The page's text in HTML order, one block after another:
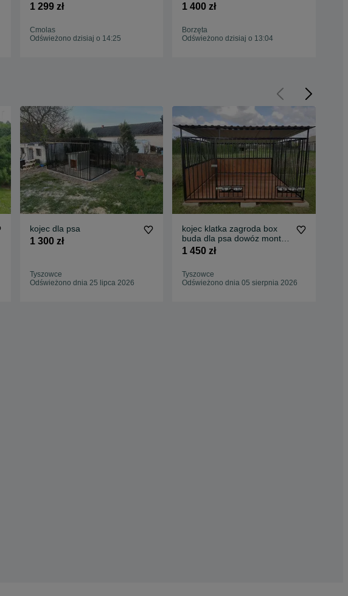
1 299 zł
Cmolas
Odświeżono dzisiaj o 14:25
1 400 zł
Borzęta
Odświeżono dzisiaj o 13:04
kojec dla psa
1 300 zł
Tyszowce
Odświeżono dnia 25 lipca 2026
kojec klatka zagroda box
buda dla psa dowóz montaż
szybka realizacja
1 450 zł
Tyszowce
Odświeżono dnia 05 sierpnia 2026